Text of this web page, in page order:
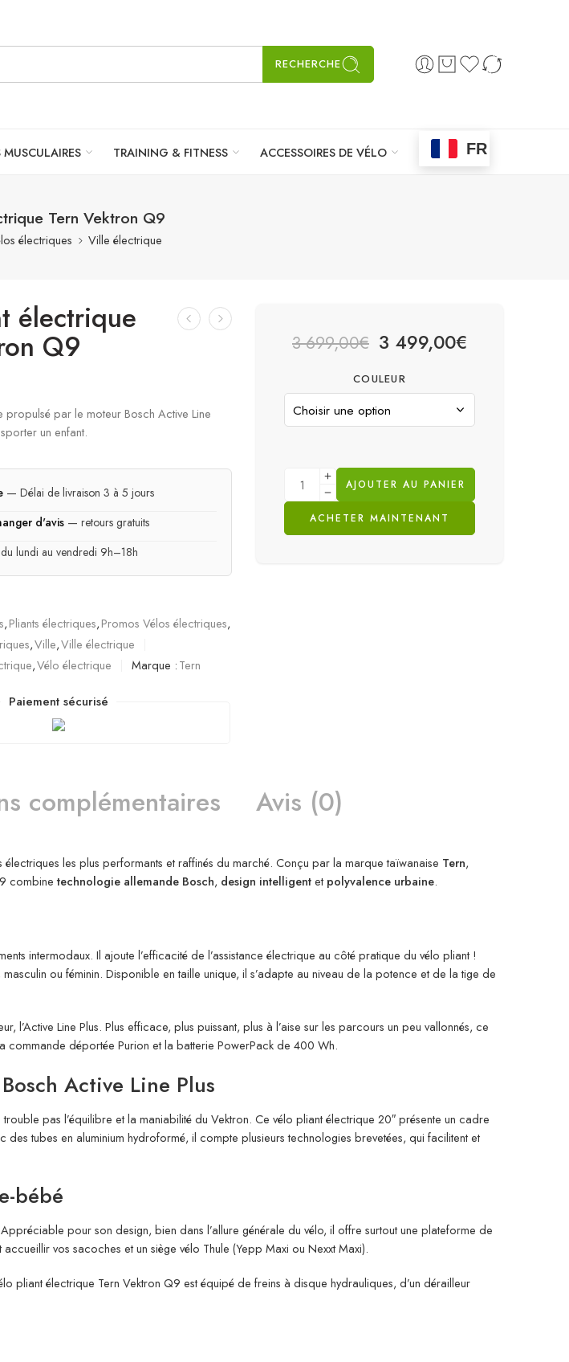
RECHERCHE
TRAINING & FITNESS ACCESSOIRES DE VÉLO FR
Tern Vektron Q9
électriques Ville électrique
électrique
Q9
propulsé par le moteur Bosch Active Line
un enfant.
— Délai de livraison 3 à 5 jours
d'avis — retours gratuits
lundi au vendredi 9h–18h
,Pliants électriques,Promos Vélos électriques,
,Ville,Ville électrique
,Vélo électrique Marque :Tern
Paiement sécurisé
3 699,00€ 3 499,00€
COULEUR
AJOUTER AU PANIER
ACHETER MAINTENANT
complémentaires Avis (0)
électriques les plus performants et raffinés du marché. Conçu par la marque taïwanaise Tern,
combine technologie allemande Bosch, design intelligentet polyvalence urbaine.
intermodaux. Il ajoute l’efficacité de l’assistance électrique au côté pratique du vélo pliant !
ou féminin. Disponible en taille unique, il s’adapte au niveau de la potence et de la tige de
Line Plus. Plus efficace, plus puissant, plus à l’aise sur les parcours un peu vallonnés, ce
commande déportée Purion et la batterie PowerPack de 400 Wh.
Active Line Plus
pas l’équilibre et la maniabilité du Vektron. Ce vélo pliant électrique 20″ présente un cadre
tubes en aluminium hydroformé, il compte plusieurs technologies brevetées, qui facilitent et
bébé
pour son design, bien dans l’allure générale du vélo, il offre surtout une plateforme de
vos sacoches et un siège vélo Thule (Yepp Maxi ou Nexxt Maxi).
électrique Tern Vektron Q9 est équipé de freins à disque hydrauliques, d’un dérailleur